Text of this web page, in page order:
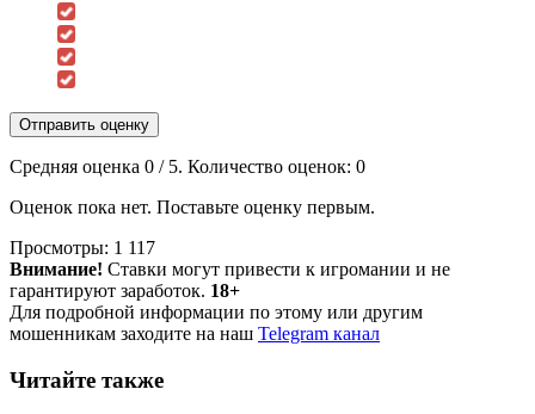
Отправить оценку
Средняя оценка 0 / 5. Количество оценок: 0
Оценок пока нет. Поставьте оценку первым.
Просмотры: 1 117
Внимание! Ставки могут привести к игромании и не
гарантируют заработок. 18+
Для подробной информации по этому или другим
мошенникам заходите на наш Telegram канал
Читайте также